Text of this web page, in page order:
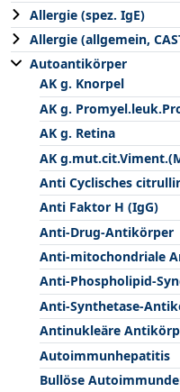
Allergie (spez. IgE)
Allergie (allgemein,
Autoantikörper
AK g. Knorpel
AK g.
AK g. Retina
AK
Anti Cyclisches
Anti Faktor H (IgG)
Anti-Drug-Antikörper
Anti-mitochondriale
Anti-Phospholipid-
Anti-Synthetase-
Antinukleäre
Autoimmunhepatitis
Bullöse